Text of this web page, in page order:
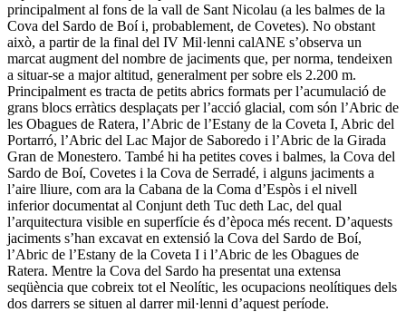
principalment al fons de la vall de Sant Nicolau (a les balmes de la
Cova del Sardo de Boí i, probablement, de Covetes). No obstant
això, a partir de la final del IV Mil·lenni calANE s’observa un
marcat augment del nombre de jaciments que, per norma, tendeixen
a situar-se a major altitud, generalment per sobre els 2.200 m.
Principalment es tracta de petits abrics formats per l’acumulació de
grans blocs erràtics desplaçats per l’acció glacial, com són l’Abric de
les Obagues de Ratera, l’Abric de l’Estany de la Coveta I, Abric del
Portarró, l’Abric del Lac Major de Saboredo i l’Abric de la Girada
Gran de Monestero. També hi ha petites coves i balmes, la Cova del
Sardo de Boí, Covetes i la Cova de Serradé, i alguns jaciments a
l’aire lliure, com ara la Cabana de la Coma d’Espòs i el nivell
inferior documentat al Conjunt deth Tuc deth Lac, del qual
l’arquitectura visible en superfície és d’època més recent. D’aquests
jaciments s’han excavat en extensió la Cova del Sardo de Boí,
l’Abric de l’Estany de la Coveta I i l’Abric de les Obagues de
Ratera. Mentre la Cova del Sardo ha presentat una extensa
seqüència que cobreix tot el Neolític, les ocupacions neolítiques dels
dos darrers se situen al darrer mil·lenni d’aquest període.